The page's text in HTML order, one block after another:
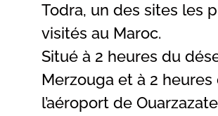
Todra, un des sites les
visités au Maroc.
Situé à 2 heures du
Merzouga et à 2 heures
l’aéroport de